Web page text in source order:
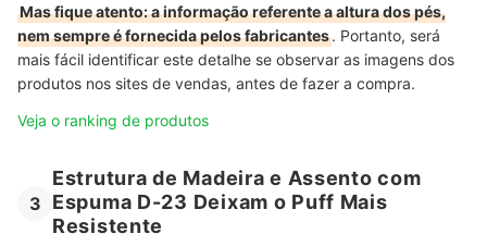
Mas fique atento: a informação referente a altura dos pés,
nem sempre é fornecida pelos fabricantes. Portanto, será
mais fácil identificar este detalhe se observar as imagens dos
produtos nos sites de vendas, antes de fazer a compra.
Veja o ranking de produtos
3
Estrutura de Madeira e Assento com
Espuma D-23 Deixam o Puff Mais
Resistente